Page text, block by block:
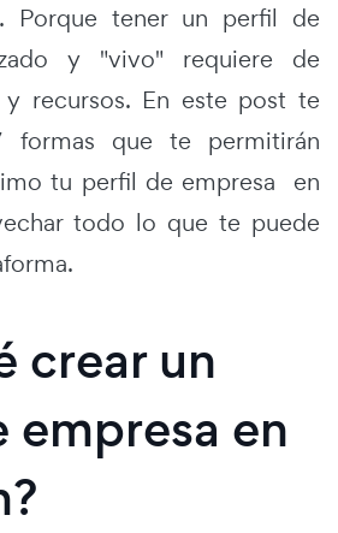
Porque tener un perfil de
y "vivo" requiere de
y recursos. En este post te
que te permitirán
tu perfil de empresa en
todo lo que te puede
crear un
en